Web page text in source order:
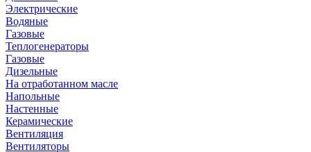
Электрические
Водяные
Газовые
Теплогенераторы
Газовые
Дизельные
На отработанном масле
Напольные
Настенные
Керамические
Вентиляция
Вентиляторы